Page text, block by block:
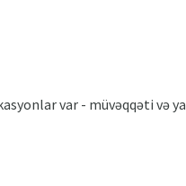
var - müvəqqəti və ya